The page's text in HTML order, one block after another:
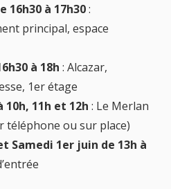
16h30 à 17h30:
principal, espace
à 18h : Alcazar,
1er étage
10h, 11h et 12h : Le Merlan
téléphone ou sur place)
Samedi 1er juin de 13h à